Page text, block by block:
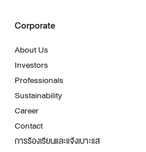
Corporate
About Us
Investors
Professionals
Sustainability
Career
Contact
การร้องเรียนและแจ้งเบาะแส